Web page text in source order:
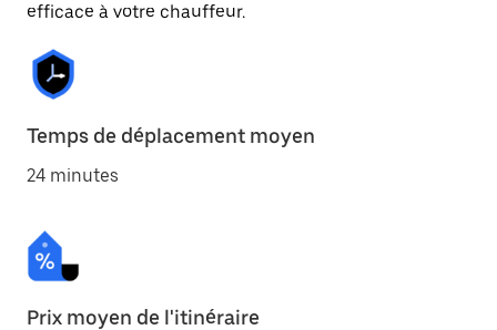
efficace à votre chauffeur.
Temps de déplacement moyen
24 minutes
Prix moyen de l'itinéraire